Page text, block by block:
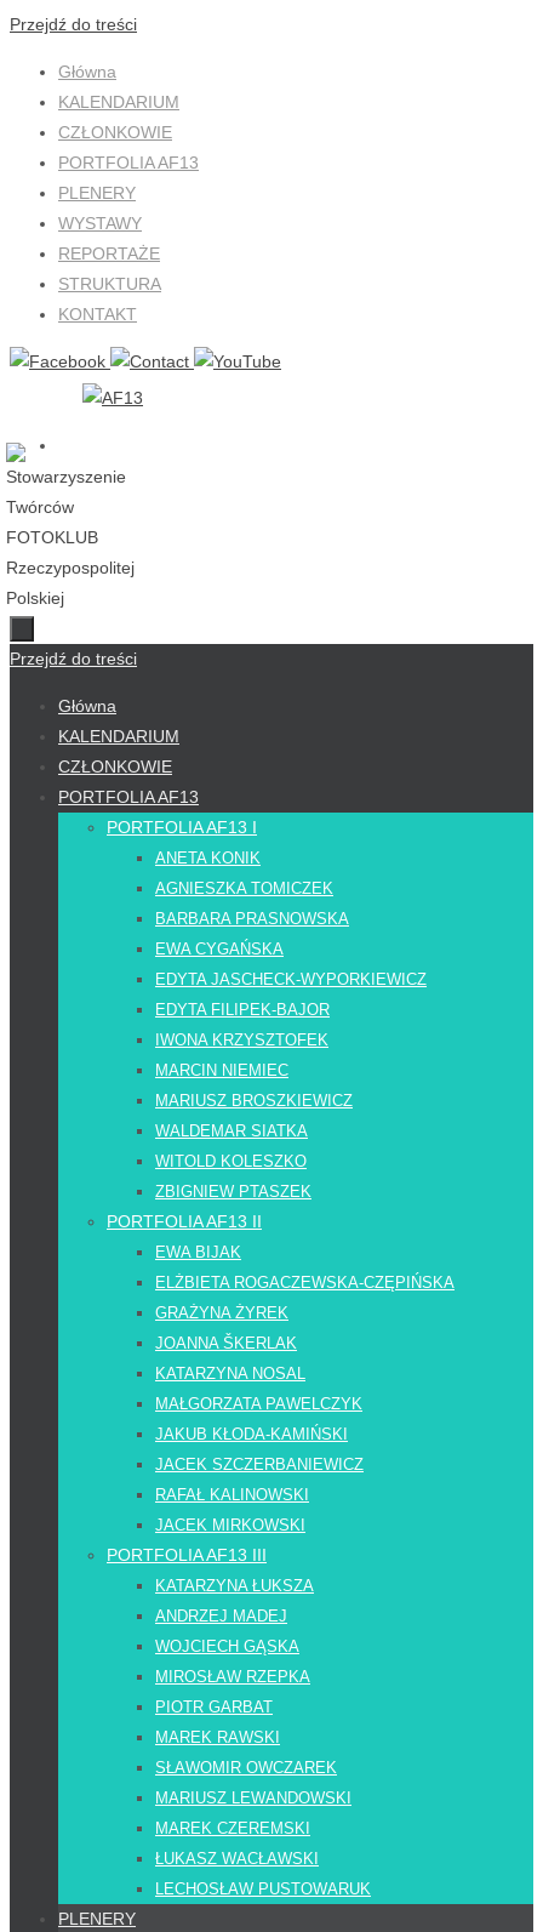
Przejdź do treści
Główna
KALENDARIUM
CZŁONKOWIE
PORTFOLIA AF13
PLENERY
WYSTAWY
REPORTAŻE
STRUKTURA
KONTAKT
Przejdź do treści
Główna
KALENDARIUM
CZŁONKOWIE
PORTFOLIA AF13
PORTFOLIA AF13 I
ANETA KONIK
AGNIESZKA TOMICZEK
BARBARA PRASNOWSKA
EWA CYGAŃSKA
EDYTA JASCHECK-WYPORKIEWICZ
EDYTA FILIPEK-BAJOR
IWONA KRZYSZTOFEK
MARCIN NIEMIEC
MARIUSZ BROSZKIEWICZ
WALDEMAR SIATKA
WITOLD KOLESZKO
ZBIGNIEW PTASZEK
PORTFOLIA AF13 II
EWA BIJAK
ELŻBIETA ROGACZEWSKA-CZĘPIŃSKA
GRAŻYNA ŻYREK
JOANNA ŠKERLAK
KATARZYNA NOSAL
MAŁGORZATA PAWELCZYK
JAKUB KŁODA-KAMIŃSKI
JACEK SZCZERBANIEWICZ
RAFAŁ KALINOWSKI
JACEK MIRKOWSKI
PORTFOLIA AF13 III
KATARZYNA ŁUKSZA
ANDRZEJ MADEJ
WOJCIECH GĄSKA
MIROSŁAW RZEPKA
PIOTR GARBAT
MAREK RAWSKI
SŁAWOMIR OWCZAREK
MARIUSZ LEWANDOWSKI
MAREK CZEREMSKI
ŁUKASZ WACŁAWSKI
LECHOSŁAW PUSTOWARUK
PLENERY